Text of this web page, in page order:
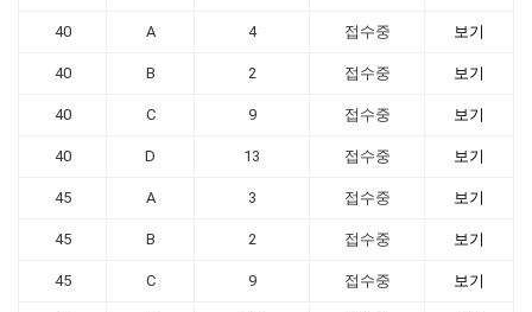
40 A 4 접수중 보기
40 B 2 접수중 보기
40 C 9 접수중 보기
40 D 13 접수중 보기
45 A 3 접수중 보기
45 B 2 접수중 보기
45 C 9 접수중 보기